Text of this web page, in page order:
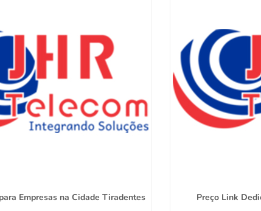
Empresas na Cidade Tiradentes Preço Link